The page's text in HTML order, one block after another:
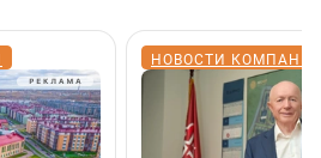
НОВОСТИ